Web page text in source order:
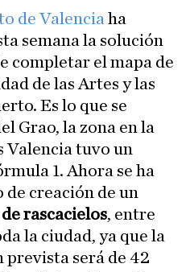
de Valencia ha
semana la solución
completar el mapa de
de las Artes y las
Es lo que se
Grao, la zona en la
Valencia tuvo un
1. Ahora se ha
creación de un
rascacielos, entre
la ciudad, ya que la
será de 42